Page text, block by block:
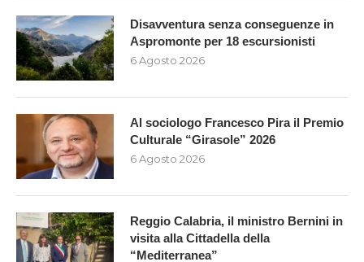
Disavventura senza conseguenze in
Aspromonte per 18 escursionisti
6 Agosto 2026
Al sociologo Francesco Pira il Premio
Culturale “Girasole” 2026
6 Agosto 2026
Reggio Calabria, il ministro Bernini in
visita alla Cittadella della
“Mediterranea”